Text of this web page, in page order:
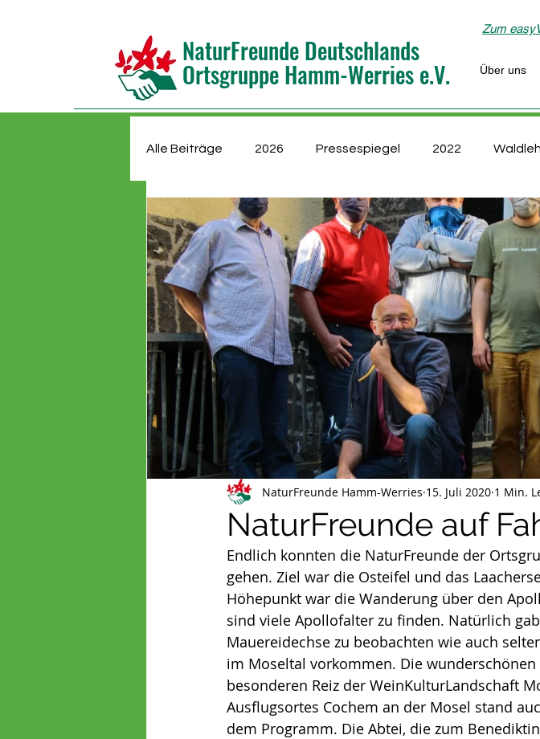
NaturFreunde Deutschlands
Ortsgruppe Hamm-Werries e.V.
Zum
Über uns
Alle Beiträge 2026 Pressespiegel 2022
Kindergruppe Jugendgruppe Kultur
Mitgliederversammlung Naturfreunde bewegen
Wasserwege Vorstand Flusslandschaft Politik
Naturfreundejugend Geithe Natura Trail
Demokratiefreundinnen_inklusiv 2023
NaturFreunde auf
NaturFreunde Hamm-Werries 15. Juli 2020 1 Min.
Endlich konnten die NaturFreunde der
gehen. Ziel war die Osteifel und das
Höhepunkt war die Wanderung über den
sind viele Apollofalter zu finden. Natürlich
Mauereidechse zu beobachten wie auch
im Moseltal vorkommen. Die
besonderen Reiz der WeinKulturLandschaft
Ausflugsortes Cochem an der Mosel stand
dem Programm. Die Abtei, die zum